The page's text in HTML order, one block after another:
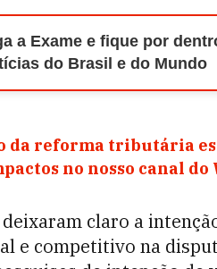
a Exame e fique por
do Brasil e do Mundo
da reforma tributária
no nosso canal do
claro a
e competitivo na